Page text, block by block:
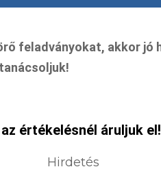
feladványokat, akkor
értékelésnél áruljuk el!
Hirdetés